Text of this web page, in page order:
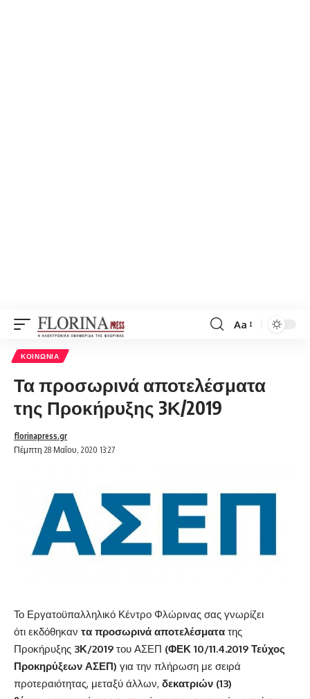
Font
Aa
ΚΟΙΝΩΝΊΑ
Τα προσωρινά αποτελέσματα
της Προκήρυξης 3Κ/2019
Πέμπτη 28 Μαΐου, 2020 13:27
florinapress.gr
Το Εργατοϋπαλληλικό Κέντρο Φλώρινας σας γνωρίζει
ότι εκδόθηκαν τα προσωρινά αποτελέσματα της
Προκήρυξης 3Κ/2019 του ΑΣΕΠ (ΦΕΚ 10/11.4.2019 Τεύχος
Προκηρύξεων ΑΣΕΠ) για την πλήρωση με σειρά
προτεραιότητας, μεταξύ άλλων, δεκατριών (13)